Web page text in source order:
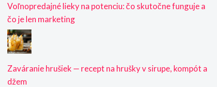
Voľnopredajné lieky na potenciu: čo skutočne funguje a
čo je len marketing
Zaváranie hrušiek — recept na hrušky v sirupe, kompót a
džem